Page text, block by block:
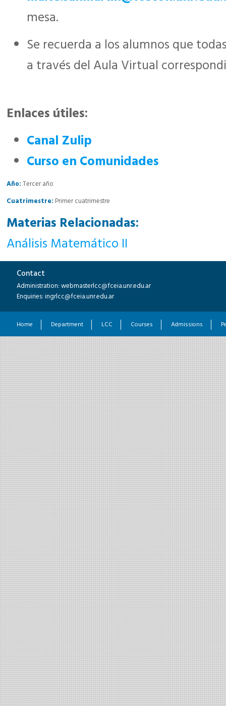
mesa.
Se recuerda a los alumnos que
a través del Aula Virtual
Enlaces útiles:
Canal Zulip
Curso en Comunidades
Año:Tercer año
Cuatrimestre: Primer cuatrimestre
Materias Relacionadas:
Análisis Matemático II
Contact
Administration: webmasterlcc@fceia.unr.edu.ar
Enquiries: ingrlcc@fceia.unr.edu.ar
Home Department LCC Courses Admissions